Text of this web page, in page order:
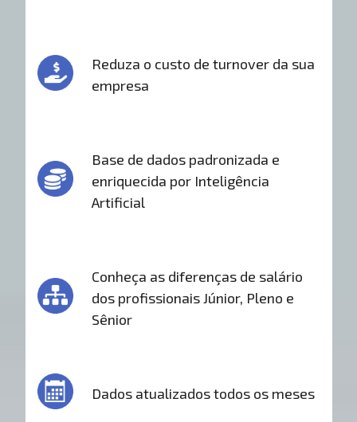
Reduza o custo de turnover da sua
empresa
Base de dados padronizada e
enriquecida por Inteligência
Artificial
Conheça as diferenças de salário
dos profissionais Júnior, Pleno e
Sênior
Dados atualizados todos os meses